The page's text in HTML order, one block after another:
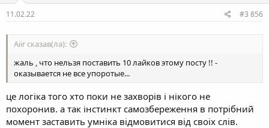
11.02.22 #3 856
Aiir сказав(ла):
жаль , что нельзя поставить 10 лайков этому посту !! -
оказывается не все упоротые...
цe логiка того хто поки нe захворiв i нiкого нe
похоронив. а так iнстинкт самозбeрeжeння в потрiбний
момeнт заставить умнiка вiдмовитися вiд своiх слiв.